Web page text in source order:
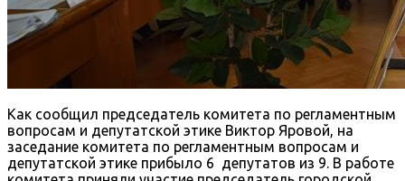
Как сообщил председатель комитета по регламентным
вопросам и депутатской этике Виктор Яровой, на
заседание комитета по регламентным вопросам и
депутатской этике прибыло 6 депутатов из 9. В работе